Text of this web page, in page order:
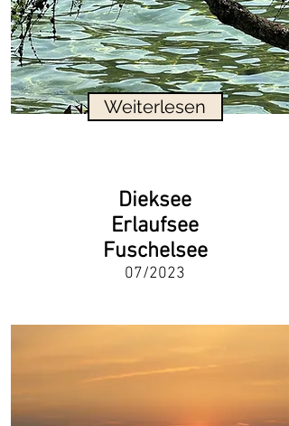
Weiterlesen
Dieksee
Erlaufsee
Fuschelsee
07/2023